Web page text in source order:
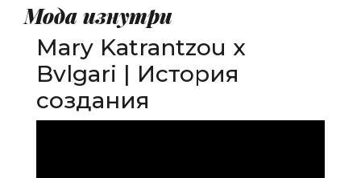
Мода изнутри
Mary Katrantzou x
Bvlgari | История
создания